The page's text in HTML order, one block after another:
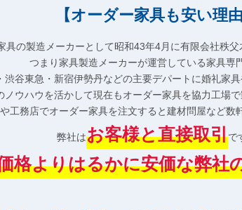
【オーダー家具も安い理由
具の製造メーカーとして昭和43年4月に有限会社秩父
つまり家具製造メーカーが運営している家具専
渋谷東急・新宿伊勢丹などの主要デパートに婚礼家具
ノウハウを活かして現在もオーダー家具を協力工場で
工務店でオーダー家具を注文すると建材問屋など数
弊社はお客様と直接取引で
格よりはるかに安価な弊社